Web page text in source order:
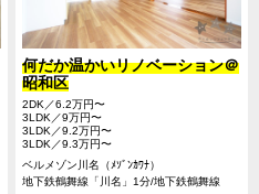
何だか温かいリノベーション＠
昭和区
2DK／6.2万円〜
3LDK／9万円〜
3LDK／9.2万円〜
3LDK／9.3万円〜
ベルメゾン川名（ﾒｿﾞﾝｶﾜﾅ）
地下鉄鶴舞線「川名」1分/地下鉄鶴舞線